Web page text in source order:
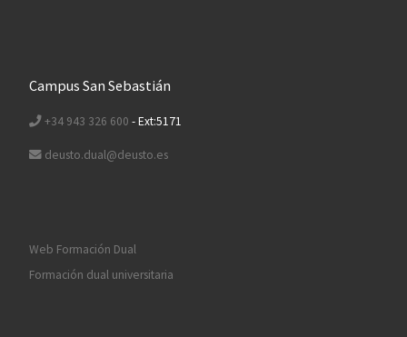
Campus San Sebastián
+34 943 326 600 - Ext:5171
deusto.dual@deusto.es
Web Formación Dual
Formación dual universitaria